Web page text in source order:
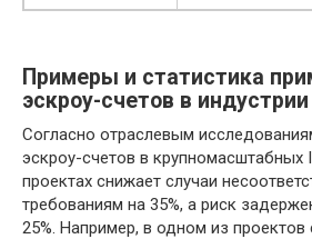
Примеры и статистика
эскроу-счетов в индустрии
Согласно отраслевым
эскроу-счетов в крупномасштабных
проектах снижает случаи
требованиям на 35%, а риск
25%. Например, в одном из проектов